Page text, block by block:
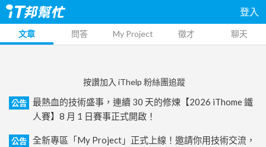
登入
文章 問答 My Project 徵才 聊天
按讚加入 iThelp 粉絲團追蹤
公告
最熱血的技術盛事，連續 30 天的修煉【2026 iThome 鐵
人賽】8 月 1 日賽事正式開啟！
公告
全新專區「My Project」正式上線！邀請你用技術交流，